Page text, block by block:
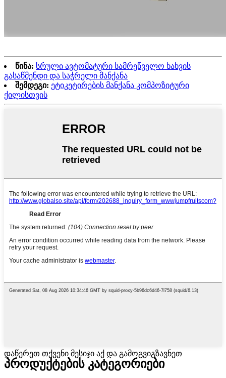
წინა: სრული ავტომატური სამრეწველო ხახვის
გასაწმენდი და საჭრელი მანქანა
შემდეგი: ეტიკეტირების მანქანა კომპოზიტური
ქილისთვის
დაწერეთ თქვენი მესიჯი აქ და გამოგვიგზავნეთ
პროდუქტების კატეგორიები